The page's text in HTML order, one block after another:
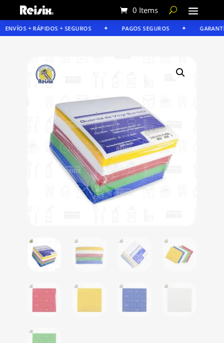
0 Items
+ RÁPIDOS + SEGUROS PAGOS SEGUROS